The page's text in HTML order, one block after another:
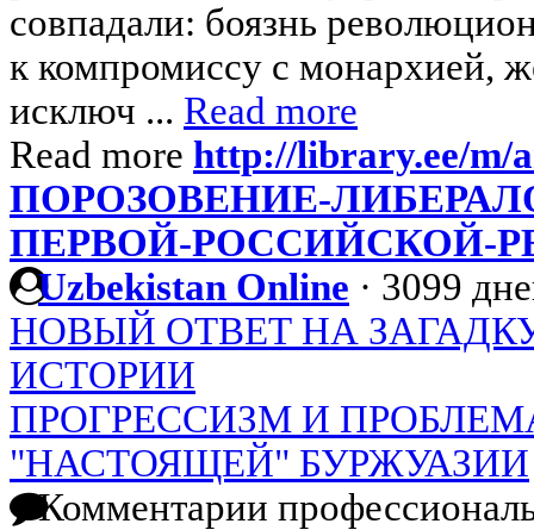
совпадали: боязнь
к компромиссу с монархией,
исключ ... Read more
Read more http://library.ee/m/
ПОРОЗОВЕНИЕ-
ПЕРВОЙ-РОССИЙСКОЙ-
Uzbekistan Online · 3099
НОВЫЙ ОТВЕТ НА
ИСТОРИИ
ПРОГРЕССИЗМ И
"НАСТОЯЩЕЙ" БУРЖУАЗИИ
Комментарии